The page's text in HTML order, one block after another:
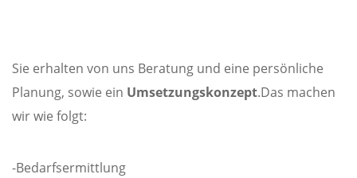
Sie erhalten von uns Beratung und eine persönliche
Planung, sowie ein Umsetzungskonzept.Das machen
wir wie folgt:
-Bedarfsermittlung